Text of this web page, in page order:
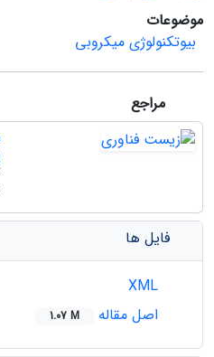
موضوعات
بیوتکنولوژی میکروبی
مراجع
فایل ها
اصل مقاله
1.07 M